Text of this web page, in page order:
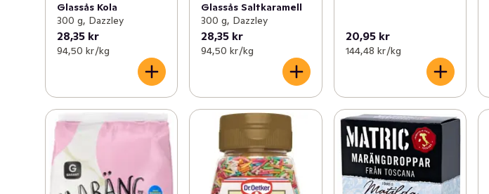
Glassås Kola
300 g, Dazzley
28,35 kr
94,50 kr /kg
Glassås Saltkaramell
300 g, Dazzley
28,35 kr
94,50 kr /kg
20,95 kr
144,48 kr /kg